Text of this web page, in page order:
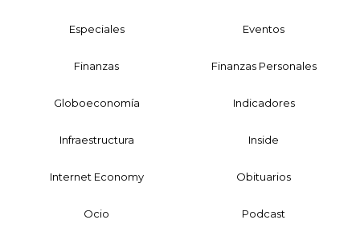
Especiales Eventos
Finanzas Finanzas Personales
Globoeconomía Indicadores
Infraestructura Inside
Internet Economy Obituarios
Ocio Podcast